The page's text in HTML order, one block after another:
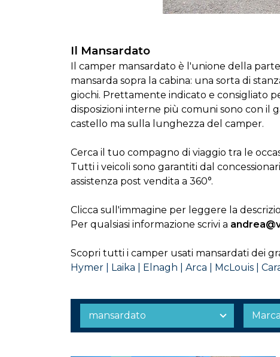
Il Mansardato
Il camper mansardato è l'unione della
mansarda sopra la cabina: una sorta di
giochi. Prettamente indicato e consigliato
disposizioni interne più comuni sono con il
castello ma sulla lunghezza del camper.
Cerca il tuo compagno di viaggio tra le
Tutti i veicoli sono garantiti dal
assistenza post vendita a 360°.
Clicca sull'immagine per leggere la
Per qualsiasi informazione scrivi a
Scopri tutti i camper usati mansardati dei
Hymer
Laika Elnagh Arca | McLouis